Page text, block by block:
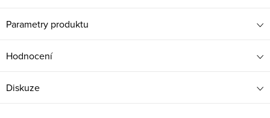
Parametry produktu
Hodnocení
Diskuze